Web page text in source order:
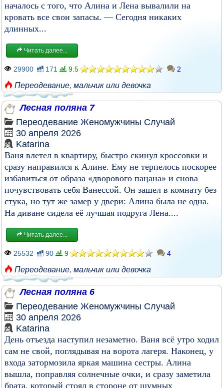
началось с того, что Алина и Лена вывалили на
кровать все свои запасы. — Сегодня никаких
длинных...
Читать далее...
29900 171 9.5 2
Переодевание, мальчик или девочка
Лесная поляна 7
Переодевание Женомужчины Случай
30 апреля 2026
Katarina
Ваня влетел в квартиру, быстро скинул кроссовки и
сразу направился к Алине. Ему не терпелось поскорее
избавиться от образа «дворового пацана» и снова
почувствовать себя Ванессой. Он зашел в комнату без
стука, но тут же замер у двери: Алина была не одна.
На диване сидела её лучшая подруга Лена....
Читать далее...
25532 90 9 4
Переодевание, мальчик или девочка
Лесная поляна 6
Переодевание Женомужчины Случай
30 апреля 2026
Katarina
День отъезда наступил незаметно. Ваня всё утро ходил
сам не свой, поглядывая на ворота лагеря. Наконец, у
входа затормозила яркая машина сестры. Алина
вышла, поправляя солнечные очки, и сразу заметила
брата, который стоял в стороне от шумных